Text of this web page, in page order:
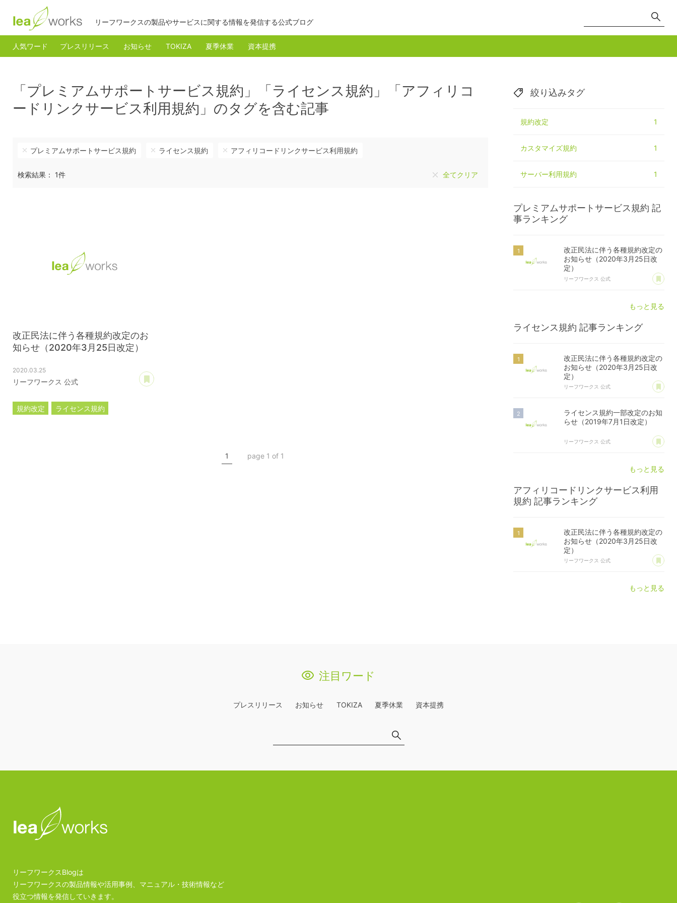
リーフワークスの製品やサービスに関する情報を発信する公式ブログ
人気ワード プレスリリース お知らせ TOKIZA 夏季休業 資本提携
「プレミアムサポートサービス規約」「ライセンス規約」「アフィリコ
ードリンクサービス利用規約」のタグを含む記事
プレミアムサポートサービス規約 ライセンス規約 アフィリコードリンクサービス利用規約
検索結果： 1件 全てクリア
改正民法に伴う各種規約改定のお
知らせ（2020年3月25日改定）
2020.03.25
リーフワークス 公式
規約改定
ライセンス規約
1 page 1 of 1
絞り込みタグ
規約改定 1
カスタマイズ規約 1
サーバー利用規約 1
プレミアムサポートサービス規約 記
事ランキング
改正民法に伴う各種規約改定の
お知らせ（2020年3月25日改
定）
リーフワークス 公式 あ
もっと見る
ライセンス規約 記事ランキング
改正民法に伴う各種規約改定の
お知らせ（2020年3月25日改
定）
リーフワークス 公式 あ
ライセンス規約一部改定のお知
らせ（2019年7月1日改定）
リーフワークス 公式 あ
もっと見る
アフィリコードリンクサービス利用
規約 記事ランキング
改正民法に伴う各種規約改定の
お知らせ（2020年3月25日改
定）
リーフワークス 公式 あ
もっと見る
注目ワード
プレスリリース お知らせ TOKIZA 夏季休業 資本提携
リーフワークスBlogは
リーフワークスの製品情報や活用事例、マニュアル・技術情報など
役立つ情報を発信していきます。